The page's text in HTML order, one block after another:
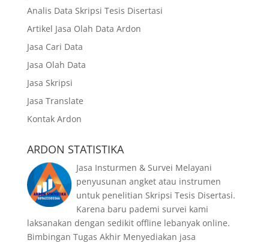
Analis Data Skripsi Tesis Disertasi
Artikel Jasa Olah Data Ardon
Jasa Cari Data
Jasa Olah Data
Jasa Skripsi
Jasa Translate
Kontak Ardon
ARDON STATISTIKA
Jasa Insturmen & Survei Melayani
penyusunan angket atau instrumen
untuk penelitian Skripsi Tesis Disertasi.
Karena baru pademi survei kami
laksanakan dengan sedikit offline lebanyak online.
Bimbingan Tugas Akhir Menyediakan jasa